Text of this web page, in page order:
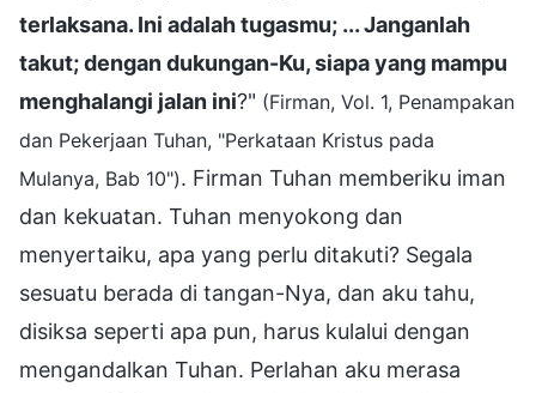
terlaksana. Ini adalah tugasmu; ... Janganlah
takut; dengan dukungan-Ku, siapa yang mampu
menghalangi jalan ini?" (Firman, Vol. 1, Penampakan
dan Pekerjaan Tuhan, "Perkataan Kristus pada
Mulanya, Bab 10"). Firman Tuhan memberiku iman
dan kekuatan. Tuhan menyokong dan
menyertaiku, apa yang perlu ditakuti? Segala
sesuatu berada di tangan-Nya, dan aku tahu,
disiksa seperti apa pun, harus kulalui dengan
mengandalkan Tuhan. Perlahan aku merasa